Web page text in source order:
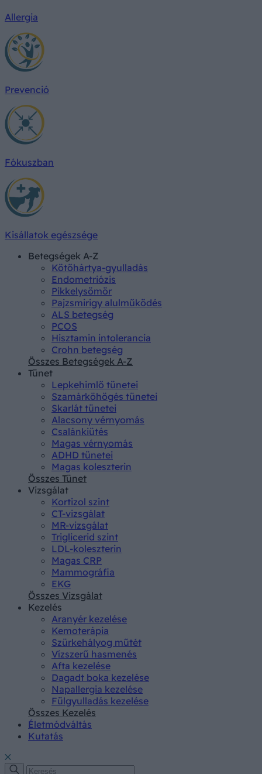
Allergia
Prevenció
Fókuszban
Kisállatok egészsége
Betegségek A-Z
Kötőhártya-gyulladás
Endometriózis
Pikkelysömör
Pajzsmirigy alulműködés
ALS betegség
PCOS
Hisztamin intolerancia
Crohn betegség
Összes Betegségek A-Z
Tünet
Lepkehimlő tünetei
Szamárköhögés tünetei
Skarlát tünetei
Alacsony vérnyomás
Csalánkiütés
Magas vérnyomás
ADHD tünetei
Magas koleszterin
Összes Tünet
Vizsgálat
Kortizol szint
CT-vizsgálat
MR-vizsgálat
Triglicerid szint
LDL-koleszterin
Magas CRP
Mammográfia
EKG
Összes Vizsgálat
Kezelés
Aranyér kezelése
Kemoterápia
Szürkehályog műtét
Vízszerű hasmenés
Afta kezelése
Dagadt boka kezelése
Napallergia kezelése
Fülgyulladás kezelése
Összes Kezelés
Életmódváltás
Kutatás